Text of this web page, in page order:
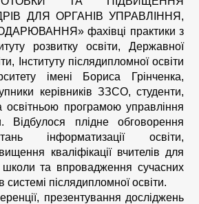
ДЛЯ ОРГАНІВ УПРАВЛІННЯ,
фахівці практики з
розвитку освіти, Державної
Інституту післядипломної освіти
імені Бориса Грінченка,
керівників ЗЗСО, студенти,
програмою управління
Відбулося плідне обговорення
інформатизації освіти,
кваліфікації вчителів для
школи та впровадження сучасних
системі післядипломної освіти.
презентування досліджень